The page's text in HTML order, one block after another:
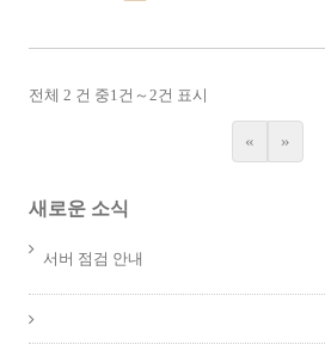
전체 2 건 중1건～ 2건 표시
« »
새로운 소식
서버 점검 안내